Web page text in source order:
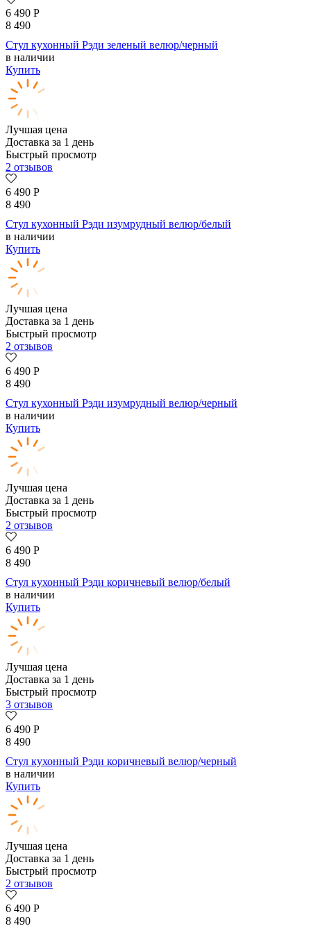
6 490 Р
8 490
Стул кухонный Рэди зеленый велюр/черный
в наличии
Купить
Лучшая цена
Доставка за 1 день
Быстрый просмотр
2 отзывов
6 490 Р
8 490
Стул кухонный Рэди изумрудный велюр/белый
в наличии
Купить
Лучшая цена
Доставка за 1 день
Быстрый просмотр
2 отзывов
6 490 Р
8 490
Стул кухонный Рэди изумрудный велюр/черный
в наличии
Купить
Лучшая цена
Доставка за 1 день
Быстрый просмотр
2 отзывов
6 490 Р
8 490
Стул кухонный Рэди коричневый велюр/белый
в наличии
Купить
Лучшая цена
Доставка за 1 день
Быстрый просмотр
3 отзывов
6 490 Р
8 490
Стул кухонный Рэди коричневый велюр/черный
в наличии
Купить
Лучшая цена
Доставка за 1 день
Быстрый просмотр
2 отзывов
6 490 Р
8 490